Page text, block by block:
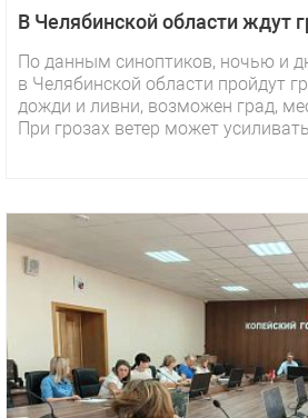
В Челябинской области ждут
По данным синоптиков, ночью и
в Челябинской области пройдут
дожди и ливни, возможен град,
При грозах ветер может